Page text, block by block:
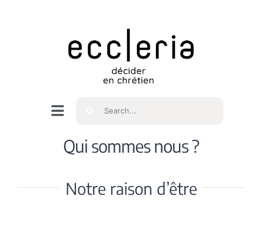
Navigation
bascule
Accueil
Qui sommes nous ?
Rechercher
Qui sommes nous ?
Notre raison d’être